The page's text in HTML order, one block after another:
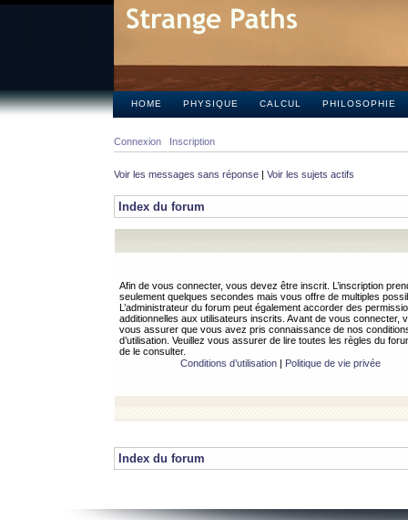
HOME PHYSIQUE CALCUL PHILOSOPHIE
Connexion Inscription
Voir les messages sans réponse | Voir les sujets actifs
Index du forum
Afin de vous connecter, vous devez être inscrit. L’inscription
seulement quelques secondes mais vous offre de multiples
L’administrateur du forum peut également accorder des
additionnelles aux utilisateurs inscrits. Avant de vous connecter,
vous assurer que vous avez pris connaissance de nos
d’utilisation. Veuillez vous assurer de lire toutes les règles du
de le consulter.
Conditions d’utilisation| Politique de vie privée
Index du forum